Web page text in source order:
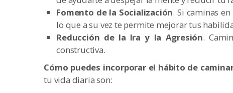
Fomento de la Socialización. Si caminas
lo que a su vez te permite mejorar tus
Reducción de la Ira y la Agresión.
constructiva.
Cómo puedes incorporar el hábito de
tu vida diaria son: